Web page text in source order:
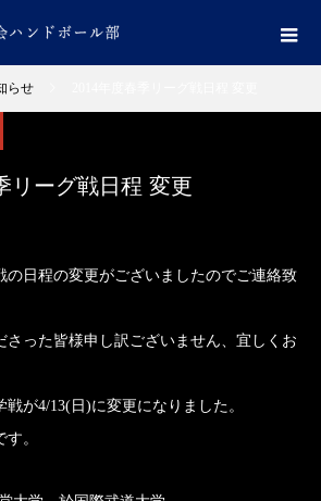
らせ
リーグ戦日程 変更
の日程の変更がございましたのでご連絡致
さった皆様申し訳ございません、宜しくお
が4/13(日)に変更になりました。
。